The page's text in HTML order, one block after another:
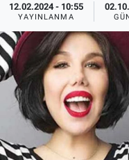
12.02.2024 - 10:55
YAYINLANMA
Dünya
Ege Saati
Ege'den Esintiler
Eğitim
Eğlence
Spor
Yayın Akışı
İletişim
Son Dakika
Haber Arşivi